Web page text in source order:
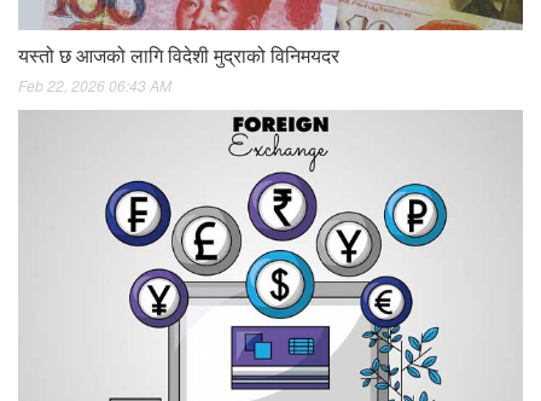
यस्तो छ आजको लागि विदेशी मुद्राको विनिमयदर
Feb 22, 2026 06:43 AM